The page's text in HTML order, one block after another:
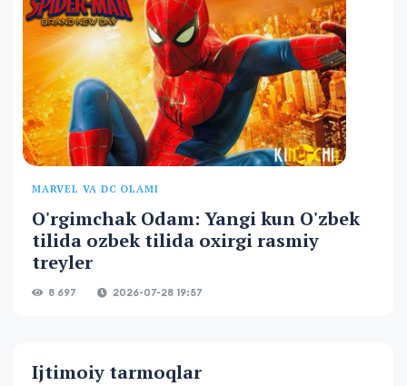
MARVEL VA DC OLAMI
O'rgimchak Odam: Yangi kun O'zbek
tilida ozbek tilida oxirgi rasmiy
treyler
8 697 2026-07-28 19:57
Ijtimoiy tarmoqlar